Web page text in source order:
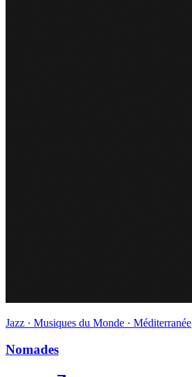
Jazz · Musiques du Monde · Méditerranée
Nomades